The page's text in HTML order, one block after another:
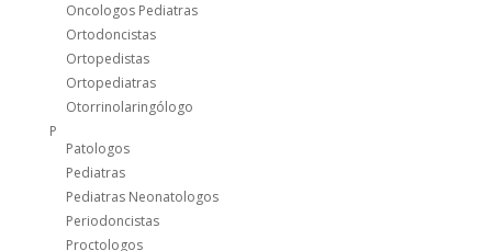
Oncologos Pediatras
Ortodoncistas
Ortopedistas
Ortopediatras
Otorrinolaringólogo
P
Patologos
Pediatras
Pediatras Neonatologos
Periodoncistas
Proctologos